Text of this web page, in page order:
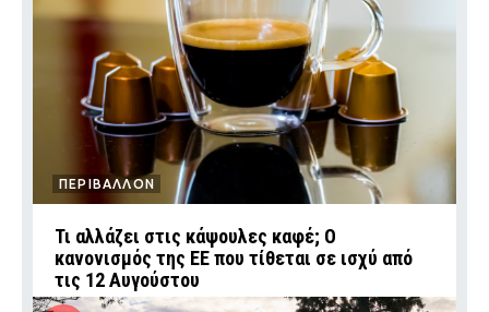
ΠΕΡΙΒΑΛΛΟΝ
Τι αλλάζει στις κάψουλες καφέ; Ο
κανονισμός της ΕΕ που τίθεται σε ισχύ από
τις 12 Αυγούστου